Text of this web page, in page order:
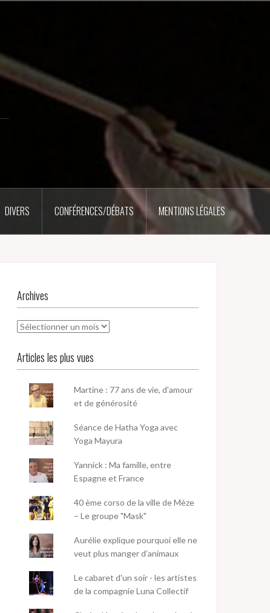
DIVERS CONFÉRENCES/DÉBATS MENTIONS LÉGALES
Archives
Archives
Articles les plus vues
Martine : 77 ans de vie, d'amour
et de générosité
Séance de Hatha Yoga avec
Yoga Mayura
Yannick : Ma famille, entre
Espagne et France
40 ème corso de la ville de Mèze
– Le groupe "Mask"
Aurélie explique pourquoi elle ne
veut plus manger d’animaux
Le cabaret d'un soir - les artistes
de la compagnie Luna Collectif